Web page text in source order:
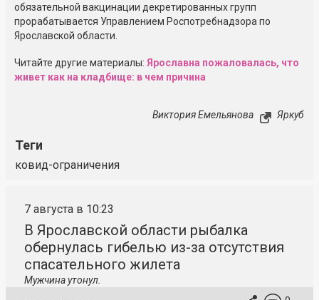
обязательной вакцинации декретированных групп
прорабатывается Управлением Роспотребнадзора по
Ярославской области.
Читайте другие материалы: Ярославна пожаловалась, что
живет как на кладбище: в чем причина
Виктория Емельянова Яркуб
Теги
ковид-ограничения
7 августа в 10:23
В Ярославской области рыбалка
обернулась гибелью из-за отсутствия
спасательного жилета
Мужчина утонул.